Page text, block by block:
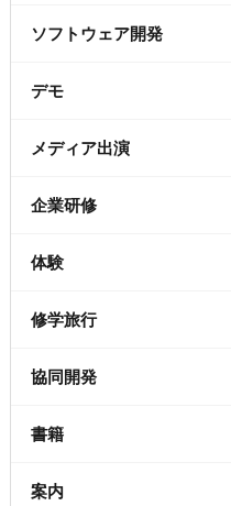
ソフトウェア開発
デモ
メディア出演
企業研修
体験
修学旅行
協同開発
書籍
案内